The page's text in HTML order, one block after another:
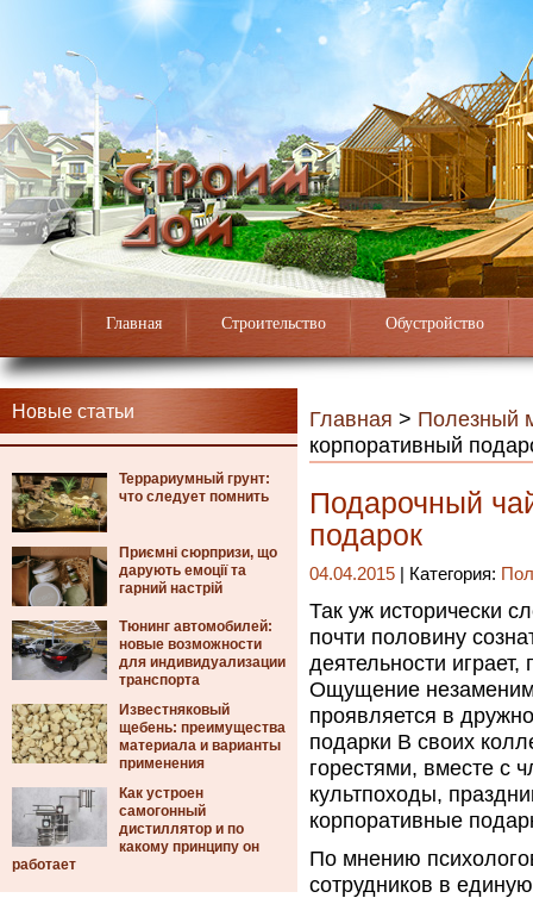
Главная Строительство Обустройство
Новые статьи
Террариумный грунт:
что следует помнить
Приємні сюрпризи, що
дарують емоції та
гарний настрій
Тюнинг автомобилей:
новые возможности
для индивидуализации
транспорта
Известняковый
щебень: преимущества
материала и варианты
применения
Как устроен
самогонный
дистиллятор и по
какому принципу он
работает
Главная > Полезный
корпоративный
Подарочный
подарок
04.04.2015 | Категория:
Так уж исторически
почти половину
деятельности
Ощущение
проявляется в
подарки В своих
горестями, вместе с
культпоходы,
корпоративные
По мнению
сотрудников в